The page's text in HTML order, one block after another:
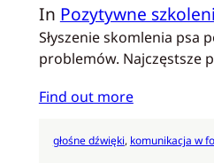
In Pozytywne
Słyszenie skomlenia psa
problemów. Najczęstsze
Find out more
głośne dźwięki, komunikacja w